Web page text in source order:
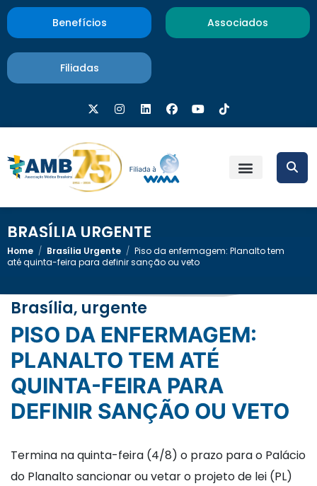
Benefícios Associados
Filiadas
BRASÍLIA URGENTE
Home / Brasília Urgente / Piso da enfermagem: Planalto tem
até quinta-feira para definir sanção ou veto
Brasília, urgente
PISO DA ENFERMAGEM:
PLANALTO TEM ATÉ
QUINTA-FEIRA PARA
DEFINIR SANÇÃO OU VETO
Termina na quinta-feira (4/8) o prazo para o Palácio
do Planalto sancionar ou vetar o projeto de lei (PL)